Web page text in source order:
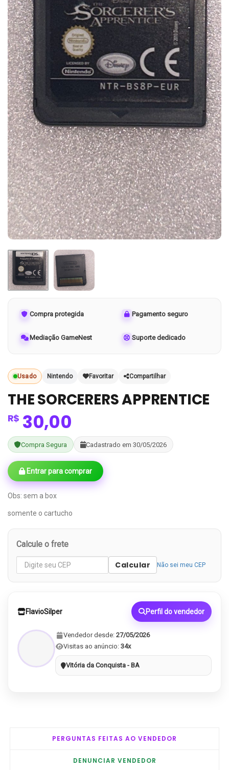
Compra protegida Pagamento seguro
Mediação GameNest Suporte dedicado
Usado Nintendo Favoritar Compartilhar
THE SORCERERS APPRENTICE
R$ 30,00
Compra Segura Cadastrado em 30/05/2026
Entrar para comprar
Obs: sem a box
somente o cartucho
Calcule o frete
Calcular Não sei meu CEP
FlavioSilper Perfil do vendedor
Vendedor desde: 27/05/2026
Visitas ao anúncio: 34x
Vitória da Conquista - BA
PERGUNTAS FEITAS AO VENDEDOR
DENUNCIAR VENDEDOR